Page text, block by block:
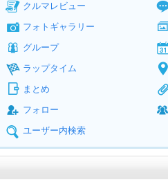
クルマレビュー
フォトギャラリー
グループ
ラップタイム
まとめ
フォロー
ユーザー内検索